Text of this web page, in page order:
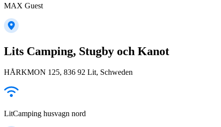
MAX Guest
Lits Camping, Stugby och Kanot
HÅRKMON 125, 836 92 Lit, Schweden
LitCamping husvagn nord